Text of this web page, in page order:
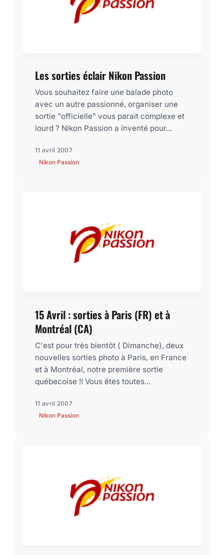
Les sorties éclair Nikon Passion
Vous souhaitez faire une balade photo
avec un autre passionné, organiser une
sortie "officielle" vous parait complexe et
lourd ? Nikon Passion a inventé pour...
11 avril 2007
Nikon Passion
15 Avril : sorties à Paris (FR) et à
Montréal (CA)
C'est pour très bientôt ( Dimanche), deux
nouvelles sorties photo à Paris, en France
et à Montréal, notre première sortie
québecoise !! Vous êtes toutes...
11 avril 2007
Nikon Passion